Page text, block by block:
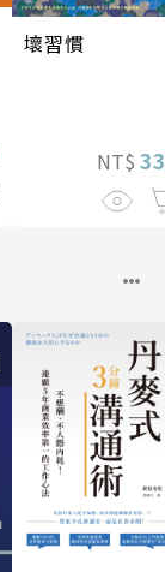
壞習慣
NT$